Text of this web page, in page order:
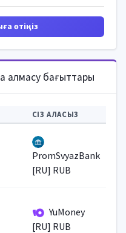
өтіңіз
бағыттары
СІЗ АЛАСЫЗ
PromSvyazBank
[RU] RUB
YuMoney
[RU] RUB